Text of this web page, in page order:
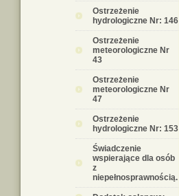
Ostrzeżenie
hydrologiczne Nr: 146
Ostrzeżenie
meteorologiczne Nr
43
Ostrzeżenie
meteorologiczne Nr
47
Ostrzeżenie
hydrologiczne Nr: 153
Świadczenie
wspierające dla osób
z
niepełnosprawnością.